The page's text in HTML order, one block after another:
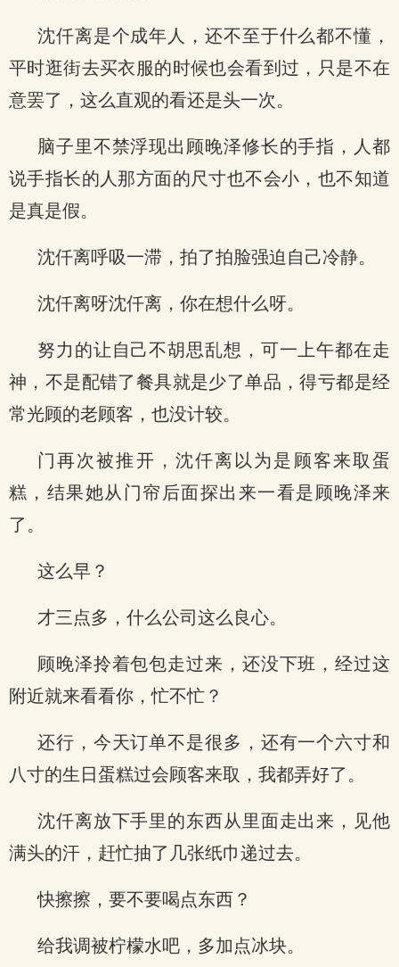
沈仟离是个成年人，还不至于什么都不懂，
平时逛街去买衣服的时候也会看到过，只是不在
意罢了，这么直观的看还是头一次。
脑子里不禁浮现出顾晚泽修长的手指，人都
说手指长的人那方面的尺寸也不会小，也不知道
是真是假。
沈仟离呼吸一滞，拍了拍脸强迫自己冷静。
沈仟离呀沈仟离，你在想什么呀。
努力的让自己不胡思乱想，可一上午都在走
神，不是配错了餐具就是少了单品，得亏都是经
常光顾的老顾客，也没计较。
门再次被推开，沈仟离以为是顾客来取蛋
糕，结果她从门帘后面探出来一看是顾晚泽来
了。
这么早？
才三点多，什么公司这么良心。
顾晚泽拎着包包走过来，还没下班，经过这
附近就来看看你，忙不忙？
还行，今天订单不是很多，还有一个六寸和
八寸的生日蛋糕过会顾客来取，我都弄好了。
沈仟离放下手里的东西从里面走出来，见他
满头的汗，赶忙抽了几张纸巾递过去。
快擦擦，要不要喝点东西？
给我调被柠檬水吧，多加点冰块。